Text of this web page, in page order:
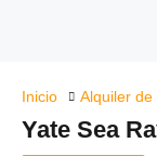
Inicio Alquiler de
Yate Sea